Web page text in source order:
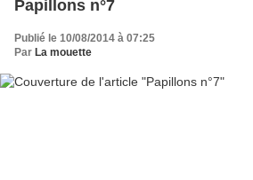
Papillons n°7
Publié le 10/08/2014 à 07:25
Par La mouette